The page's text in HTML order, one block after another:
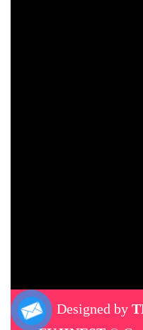
Designed by